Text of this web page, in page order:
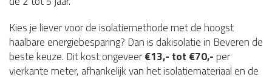
Kies je liever voor de isolatiemethode met de hoogst
haalbare energiebesparing? Dan is dakisolatie in Beveren de
beste keuze. Dit kost ongeveer€13,- tot €70,- per
vierkante meter, afhankelijk van het isolatiemateriaal en de